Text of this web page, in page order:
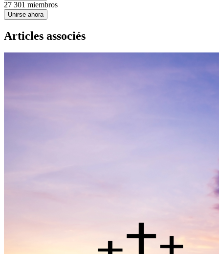
27 301 miembros
Unirse ahora
Articles associés